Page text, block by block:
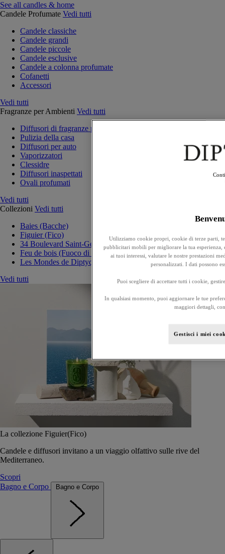
See all candles & home
Candele Profumate Vedi tutti
Candele classiche
Candele grandi
Candele piccole
Candele esclusive
Candele a colonna profumate
Cofanetti
Accessori
Vedi tutti
Fragranze per Ambienti Vedi tutti
Diffusori di fragranze per la casa
Pulizia della casa
Diffusori per auto
Vaporizzatori
Clessidre
Diffusori inaspettati
Ovali profumati
Vedi tutti
Collezioni Vedi tutti
Baies (Bacche)
Figuier (Fico)
34 Boulevard Saint-Germain
Feu de bois (Fuoco di legna)
Les Mondes de Diptyque
Vedi tutti
La collezione Figuier(Fico)
Candele e diffusori invitano a un viaggio olfattivo sulle rive del
Mediterraneo.
Scopri
Bagno e Corpo
Bagno e Corpo
Utilizziamo cookie propri, cookie di terze parti,
pubblicitari mobili per migliorare la tua esperienza,
ai tuoi interessi, valutare le nostre prestazioni
personalizzati. I dati possono
Puoi scegliere di accettare tutti i cookie,
In qualsiasi momento, puoi aggiornare le tue
maggiori dettagli,
Gestisci i miei